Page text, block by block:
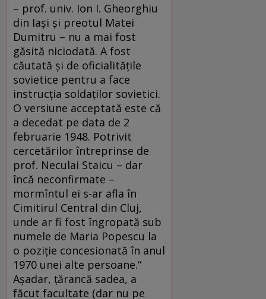
– prof. univ. Ion I. Gheorghiu
din Iaşi şi preotul Matei
Dumitru – nu a mai fost
găsită niciodată. A fost
căutată şi de oficialităţile
sovietice pentru a face
instrucţia soldaţilor sovietici.
O versiune acceptată este că
a decedat pe data de 2
februarie 1948. Potrivit
cercetărilor întreprinse de
prof. Neculai Staicu – dar
încă neconfirmate –
mormîntul ei s-ar afla în
Cimitirul Central din Cluj,
unde ar fi fost îngropată sub
numele de Maria Popescu la
o poziţie concesionată în anul
1970 unei alte persoane.“
Aşadar, ţărancă sadea, a
făcut facultate (dar nu pe